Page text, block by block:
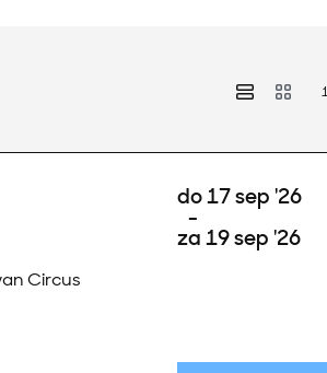
Circus
do 17 sep '26
-
za 19 sep '26